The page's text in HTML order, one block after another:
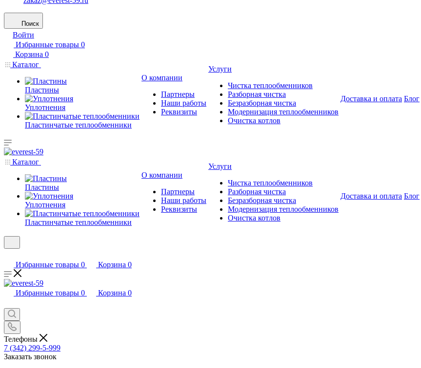
Поиск
Войти
Избранные товары 0
Корзина 0
Каталог
Пластины
Уплотнения
Пластинчатые теплообменники
О компании
Партнеры
Наши работы
Реквизиты
Услуги
Чистка теплообменников
Разборная чистка
Безразборная чистка
Модернизация теплообменников
Очистка котлов
Доставка и оплата Блог
Каталог
Пластины
Уплотнения
Пластинчатые теплообменники
О компании
Партнеры
Наши работы
Реквизиты
Услуги
Чистка теплообменников
Разборная чистка
Безразборная чистка
Модернизация теплообменников
Очистка котлов
Доставка и оплата Блог
Избранные товары 0 Корзина 0
Избранные товары 0 Корзина 0
Телефоны
7 (342) 299-5-999
Заказать звонок